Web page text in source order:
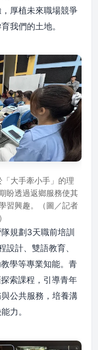
厚植未來職場競爭
我們的土地。
大手牽小手」的理
盼透過返鄉服務使其
習興趣。（圖／記者
規劃3天職前培訓
設計、雙語教育、
學等專業知能。青
索課程，引導青年
公共服務，培養溝
力。